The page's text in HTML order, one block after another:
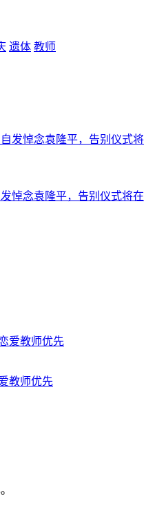
遗体 教师
悼念袁隆平，告别仪式将在
教师优先